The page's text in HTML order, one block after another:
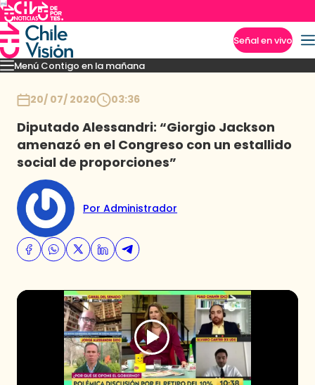
Señal en vivo
Menú Contigo en la mañana
MomentosReportajesDenunciasPolicialPolíticaEspectáculo
20/ 07/ 2020 03:36
Diputado Alessandri: “Giorgio Jackson
amenazó en el Congreso con un estallido
social de proporciones”
Por Administrador
Imperdibles
Programas
Club De La Comedia
Contigo en Directo